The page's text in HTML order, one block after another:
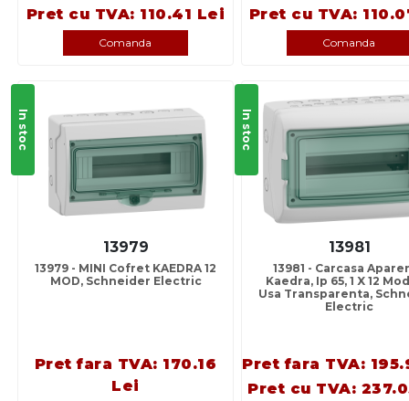
Pret cu TVA: 110.41 Lei
Comanda
Pret cu TVA:
Comanda
In stoc
13979
13979 - MINI Cofret KAEDRA 12
MOD, Schneider Electric
Pret fara TVA: 170.16
Lei
In stoc
13981
13981 - Carcasa
Kaedra, Ip 65, 1 X 12
Usa Transparenta,
Electric
Pret fara TVA:
Pret cu TVA: